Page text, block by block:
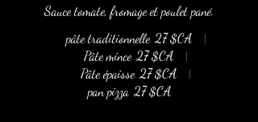
Sauce tomate, fromage et poulet pané.
pâte traditionnelle 27 $CA
Pâte mince 27 $CA
Pâte épaisse 27 $CA
pan pizza 27 $CA